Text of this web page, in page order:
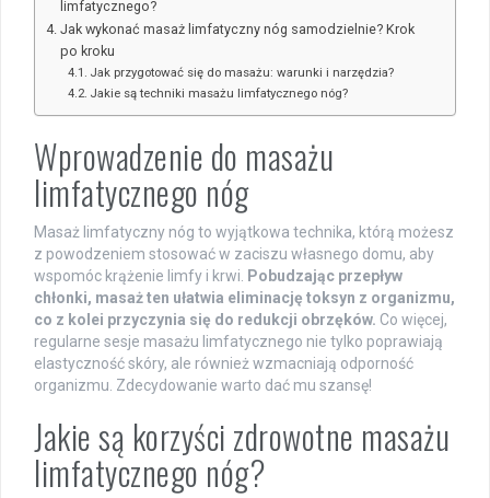
limfatycznego?
Jak wykonać masaż limfatyczny nóg samodzielnie? Krok
po kroku
Jak przygotować się do masażu: warunki i narzędzia?
Jakie są techniki masażu limfatycznego nóg?
Wprowadzenie do masażu
limfatycznego nóg
Masaż limfatyczny nóg to wyjątkowa technika, którą możesz
z powodzeniem stosować w zaciszu własnego domu, aby
wspomóc krążenie limfy i krwi.
Pobudzając przepływ
chłonki, masaż ten ułatwia eliminację toksyn z organizmu,
co z kolei przyczynia się do redukcji obrzęków. Co więcej,
regularne sesje masażu limfatycznego nie tylko poprawiają
elastyczność skóry, ale również wzmacniają odporność
organizmu. Zdecydowanie warto dać mu szansę!
Jakie są korzyści zdrowotne masażu
limfatycznego nóg?